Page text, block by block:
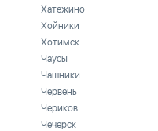
Хатежино
Хойники
Хотимск
Чаусы
Чашники
Червень
Чериков
Чечерск